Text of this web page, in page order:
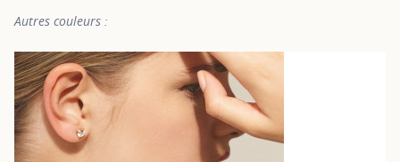
Autres couleurs :